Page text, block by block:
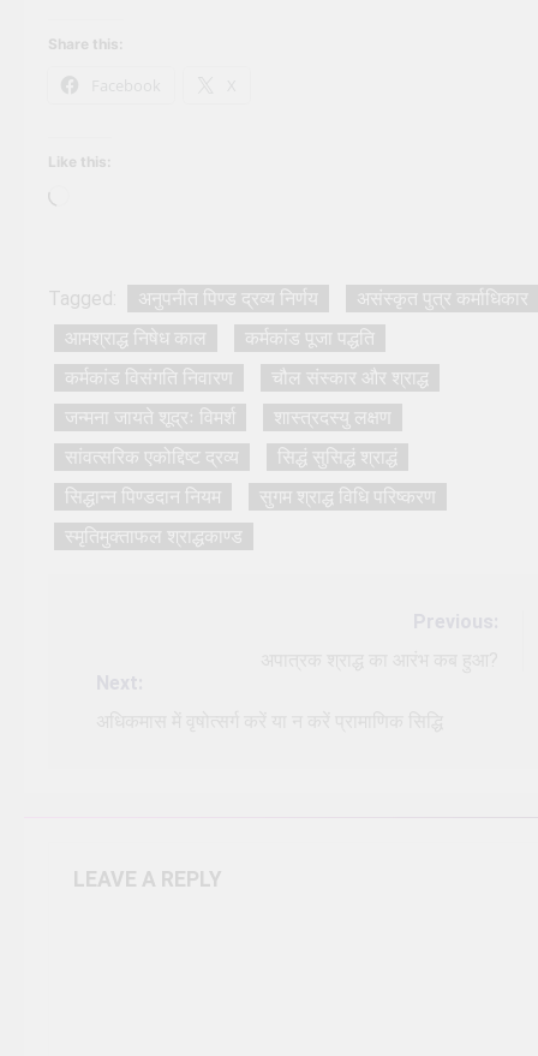
Share this:
Like this:
Tagged: अनुपनीत पिण्ड द्रव्य निर्णय
असंस्कृत पुत्र कर्माधिकार
आमश्राद्ध निषेध काल
कर्मकांड पूजा पद्धति
कर्मकांड विसंगति निवारण
चौल संस्कार और श्राद्ध
जन्मना जायते शूद्रः विमर्श
शास्त्रदस्यु लक्षण
सांवत्सरिक एकोद्दिष्ट द्रव्य
सिद्धं सुसिद्धं श्राद्धं
सिद्धान्न पिण्डदान नियम
सुगम श्राद्ध विधि परिष्करण
स्मृतिमुक्ताफल श्राद्धकाण्ड
LEAVE A REPLY